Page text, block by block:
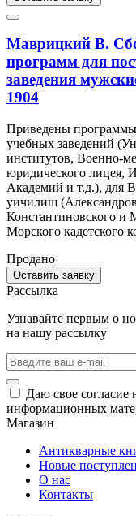
Маврицкий В.
программ для
заведения
1904
Приведены
учебных заведений
институтов, Военно-
юридического лицея,
Академий и т.д.), для
уичилищ
Константиновского и
Морского кадетского
Продано
Оставить заявку
Рассылка
Узнавайте первым о
на нашу рассылку
Даю свое согласие
информационных
Магазин
Антикварные
Новые
О нас
Контакты